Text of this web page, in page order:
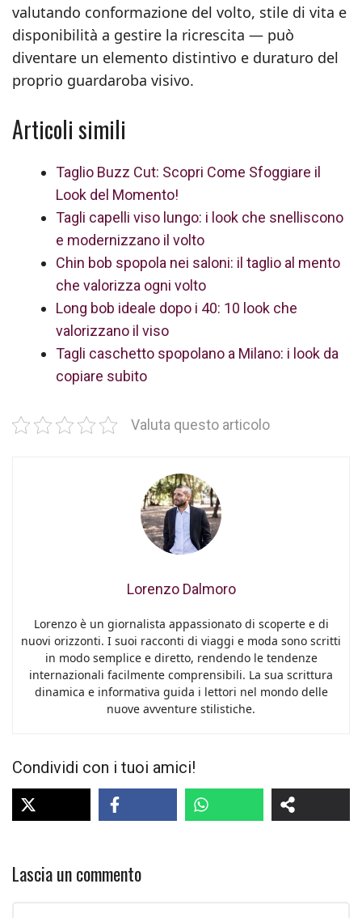
valutando conformazione del volto, stile di vita e
disponibilità a gestire la ricrescita — può
diventare un elemento distintivo e duraturo del
proprio guardaroba visivo.
Articoli simili
Taglio Buzz Cut: Scopri Come Sfoggiare il
Look del Momento!
Tagli capelli viso lungo: i look che snelliscono
e modernizzano il volto
Chin bob spopola nei saloni: il taglio al mento
che valorizza ogni volto
Long bob ideale dopo i 40: 10 look che
valorizzano il viso
Tagli caschetto spopolano a Milano: i look da
copiare subito
Valuta questo articolo
Lorenzo Dalmoro
Lorenzo è un giornalista appassionato di scoperte e di
nuovi orizzonti. I suoi racconti di viaggi e moda sono scritti
in modo semplice e diretto, rendendo le tendenze
internazionali facilmente comprensibili. La sua scrittura
dinamica e informativa guida i lettori nel mondo delle
nuove avventure stilistiche.
Condividi con i tuoi amici!
Lascia un commento